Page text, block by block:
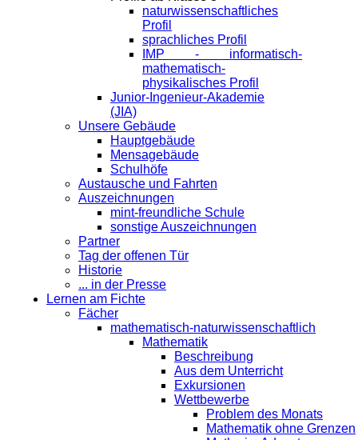
naturwissenschaftliches
Profil
sprachliches Profil
IMP - informatisch-
mathematisch-
physikalisches Profil
Junior-Ingenieur-Akademie
(JIA)
Unsere Gebäude
Hauptgebäude
Mensagebäude
Schulhöfe
Austausche und Fahrten
Auszeichnungen
mint-freundliche Schule
sonstige Auszeichnungen
Partner
Tag der offenen Tür
Historie
... in der Presse
Lernen am Fichte
Fächer
mathematisch-naturwissenschaftlich
Mathematik
Beschreibung
Aus dem Unterricht
Exkursionen
Wettbewerbe
Problem des Monats
Mathematik ohne Grenzen